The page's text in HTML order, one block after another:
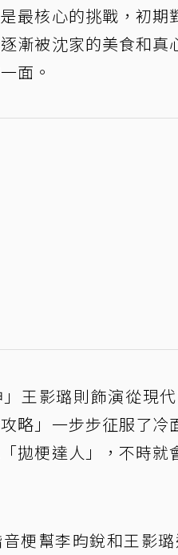
最核心的挑戰，初
漸被沈家的美食和真
面。
王影璐則飾演從現
略」一步步征服了冷
拋梗達人」，不時就
梗幫李昀銳和王影